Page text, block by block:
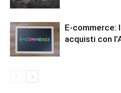
E-commerce:
acquisti con